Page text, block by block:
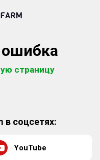
страницу
в соцсетях:
YouTube